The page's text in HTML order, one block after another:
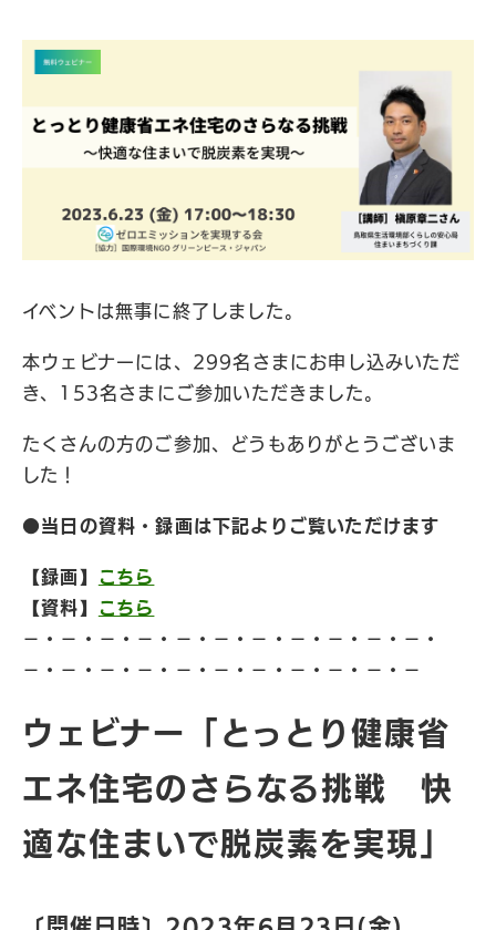
イベントは無事に終了しました。
本ウェビナーには、299名さまにお申し込みいただ
き、153名さまにご参加いただきました。
たくさんの方のご参加、どうもありがとうございま
した！
●当日の資料 ・録画は下記よりご覧いただけます
【録画】
こちら
【資料】
こちら
−・−・−・−・−・−・−・−・−・−・−・
−・−・−・−・−・−・−・−・−・−・−
ウェビナー「とっとり健康省
エネ住宅のさらなる挑戦 快
適な住まいで脱炭素を実現」